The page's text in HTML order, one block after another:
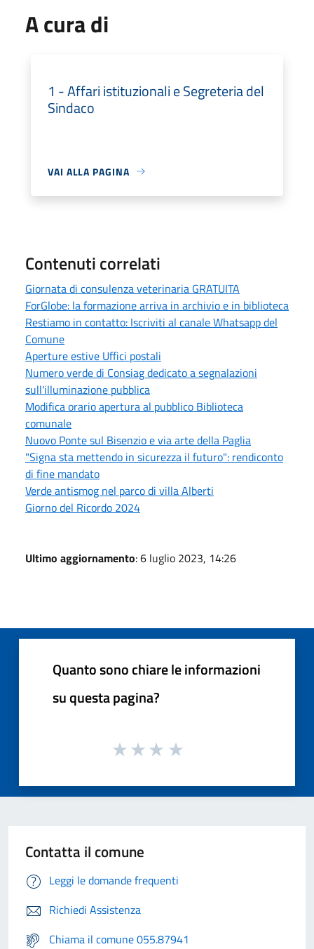
A cura di
1 - Affari istituzionali e Segreteria del
Sindaco
VAI ALLA PAGINA
Contenuti correlati
Giornata di consulenza veterinaria GRATUITA
ForGlobe: la formazione arriva in archivio e in biblioteca
Restiamo in contatto: Iscriviti al canale Whatsapp del
Comune
Aperture estive Uffici postali
Numero verde di Consiag dedicato a segnalazioni
sull'illuminazione pubblica
Modifica orario apertura al pubblico Biblioteca
comunale
Nuovo Ponte sul Bisenzio e via arte della Paglia
"Signa sta mettendo in sicurezza il futuro": rendiconto
di fine mandato
Verde antismog nel parco di villa Alberti
Giorno del Ricordo 2024
Ultimo aggiornamento: 6 luglio 2023, 14:26
Quanto sono chiare le informazioni
su questa pagina?
Contatta il comune
Leggi le domande frequenti
Richiedi Assistenza
Chiama il comune 055.87941